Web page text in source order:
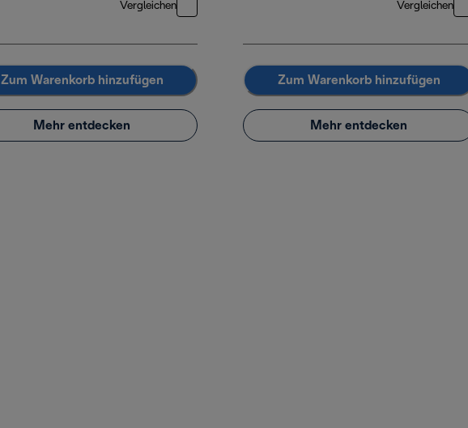
Vergleichen
Zum Warenkorb hinzufügen
Mehr entdecken
Vergleichen
Zum Warenkorb hinzufügen
Mehr entdecken